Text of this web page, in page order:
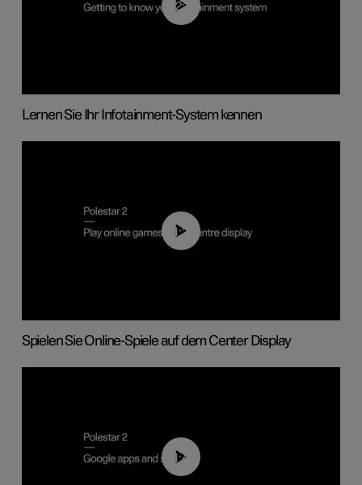
02:11
Lernen Sie Ihr Infotainment-System kennen
01:29
Spielen Sie Online-Spiele auf dem Center Display
01:42